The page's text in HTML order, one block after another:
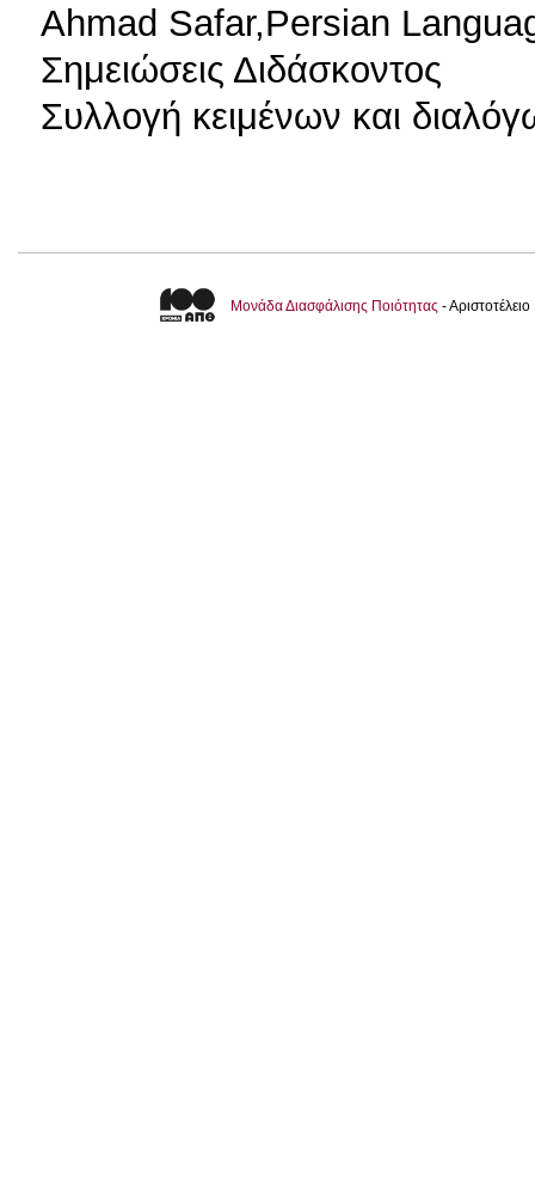
Ahmad Safar,Persian
Σημειώσεις Διδάσκοντος
Συλλογή κειμένων και
Μονάδα Διασφάλισης Ποιότητας -